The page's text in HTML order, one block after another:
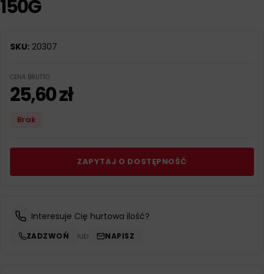
150G
SKU: 20307
CENA BRUTTO
25,60zł
Brak
ZAPYTAJ O DOSTĘPNOŚĆ
Interesuje Cię hurtowa ilość?
ZADZWOŃ lub NAPISZ